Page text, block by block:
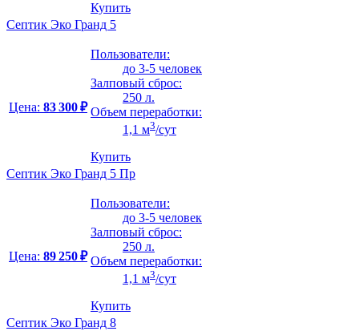
Купить
Септик Эко Гранд 5
Цена: 83 300 ₽
Пользователи:
до 3-5 человек
Залповый сброс:
250 л.
Объем переработки:
1,1 м3/сут
Купить
Септик Эко Гранд 5 Пр
Цена: 89 250 ₽
Пользователи:
до 3-5 человек
Залповый сброс:
250 л.
Объем переработки:
1,1 м3/сут
Купить
Септик Эко Гранд 8